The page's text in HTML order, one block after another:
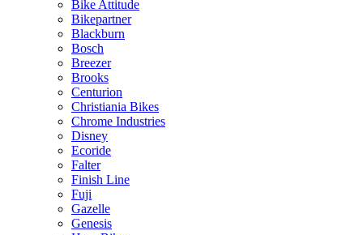
Bike Attitude
Bikepartner
Blackburn
Bosch
Breezer
Brooks
Centurion
Christiania Bikes
Chrome Industries
Disney
Ecoride
Falter
Finish Line
Fuji
Gazelle
Genesis